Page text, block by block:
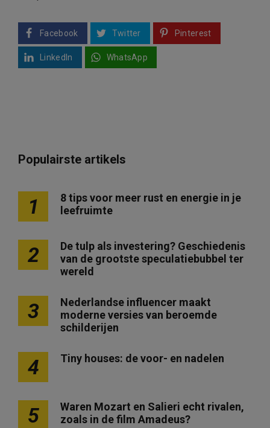
Facebook Twitter Pinterest
LinkedIn WhatsApp
Populairste artikels
1
8 tips voor meer rust en energie in je
leefruimte
2
De tulp als investering? Geschiedenis
van de grootste speculatiebubbel ter
wereld
3
Nederlandse influencer maakt
moderne versies van beroemde
schilderijen
4 Tiny houses: de voor- en nadelen
5
Waren Mozart en Salieri echt rivalen,
zoals in de film Amadeus?